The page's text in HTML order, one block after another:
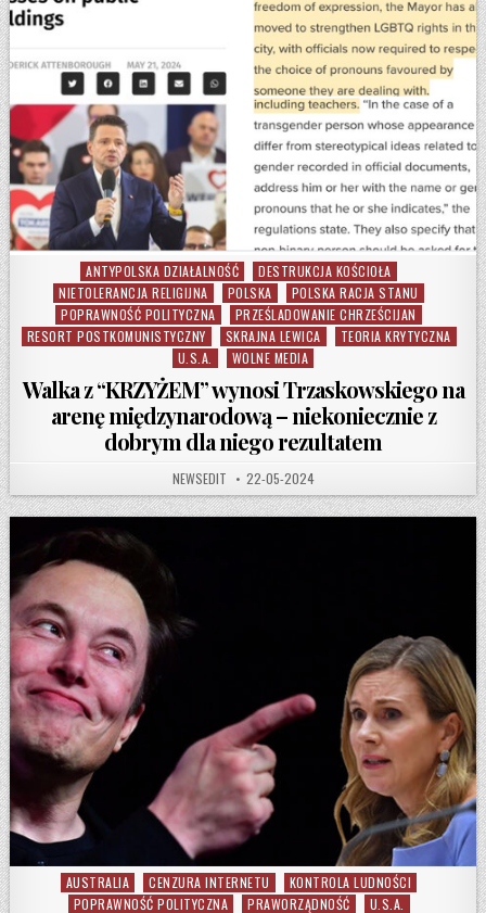
Posted in
ANTYPOLSKA DZIAŁALNOŚĆ
DESTRUKCJA KOŚCIOŁA
NIETOLERANCJA RELIGIJNA
POLSKA
POLSKA RACJA STANU
POPRAWNOŚĆ POLITYCZNA
PRZEŚLADOWANIE CHRZEŚCIJAN
RESORT POSTKOMUNISTYCZNY
SKRAJNA LEWICA
TEORIA KRYTYCZNA
U.S.A.
WOLNE MEDIA
Walka z “KRZYŻEM” wynosi Trzaskowskiego na
arenę międzynarodową – niekoniecznie z
dobrym dla niego rezultatem
AUTHOR:
NEWSEDIT PUBLISHED DATE:
22-05-2024
Posted in
AUSTRALIA CENZURA INTERNETU
KONTROLA LUDNOŚCI
POPRAWNOŚĆ POLITYCZNA
PRAWORZĄDNOŚĆ
U.S.A.